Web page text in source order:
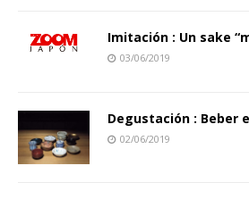
Imitación : Un sake
03/06/2019
Degustación : Beber
02/06/2019